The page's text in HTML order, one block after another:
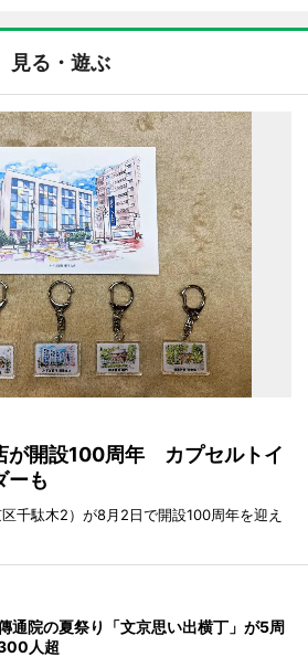
見る・遊ぶ
が開設100周年 カプセルトイ
ーも
千駄木2）が8月2日で開設100周年を迎え
通院の夏祭り「文京思い出横丁」が5周
人超